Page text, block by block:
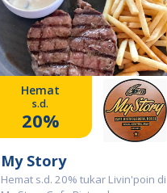
Hemat
s.d.
20%
My Story
Hemat s.d. 20% tukar Livin'poin di